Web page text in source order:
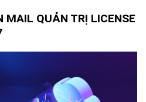
MAIL QUẢN TRỊ LICENSE